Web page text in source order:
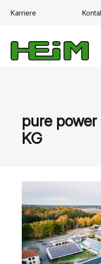
Karriere
pure
KG